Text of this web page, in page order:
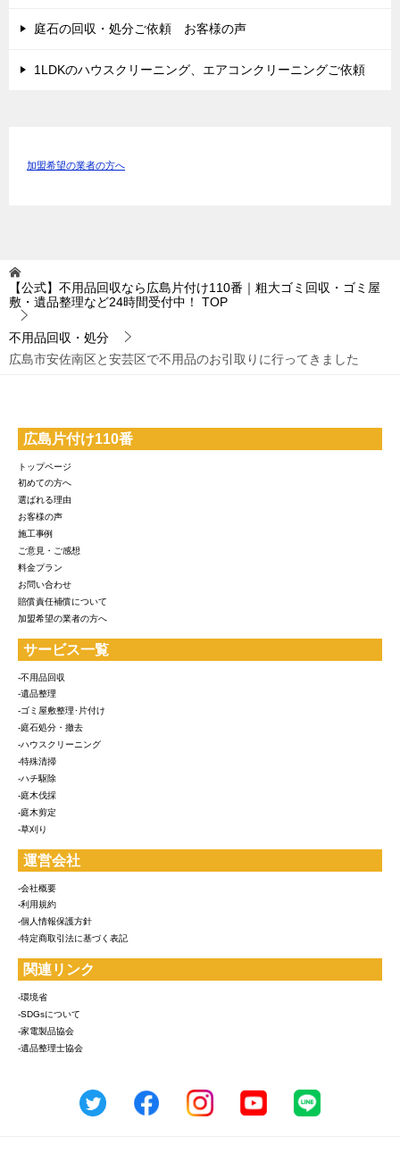
庭石の回収・処分ご依頼 お客様の声
1LDKのハウスクリーニング、エアコンクリーニングご依頼
加盟希望の業者の方へ
【公式】不用品回収なら広島片付け110番｜粗大ゴミ回収・ゴミ屋
敷・遺品整理など24時間受付中！
TOP
不用品回収・処分
広島市安佐南区と安芸区で不用品のお引取りに行ってきました
広島片付け110番
トップページ
初めての方へ
選ばれる理由
お客様の声
施工事例
ご意見・ご感想
料金プラン
お問い合わせ
賠償責任補償について
加盟希望の業者の方へ
サービス一覧
-不用品回収
-遺品整理
-ゴミ屋敷整理･片付け
-庭石処分・撤去
-ハウスクリーニング
-特殊清掃
-ハチ駆除
-庭木伐採
-庭木剪定
-草刈り
運営会社
-会社概要
-利用規約
-個人情報保護方針
-特定商取引法に基づく表記
関連リンク
-環境省
-SDGsについて
-家電製品協会
-遺品整理士協会